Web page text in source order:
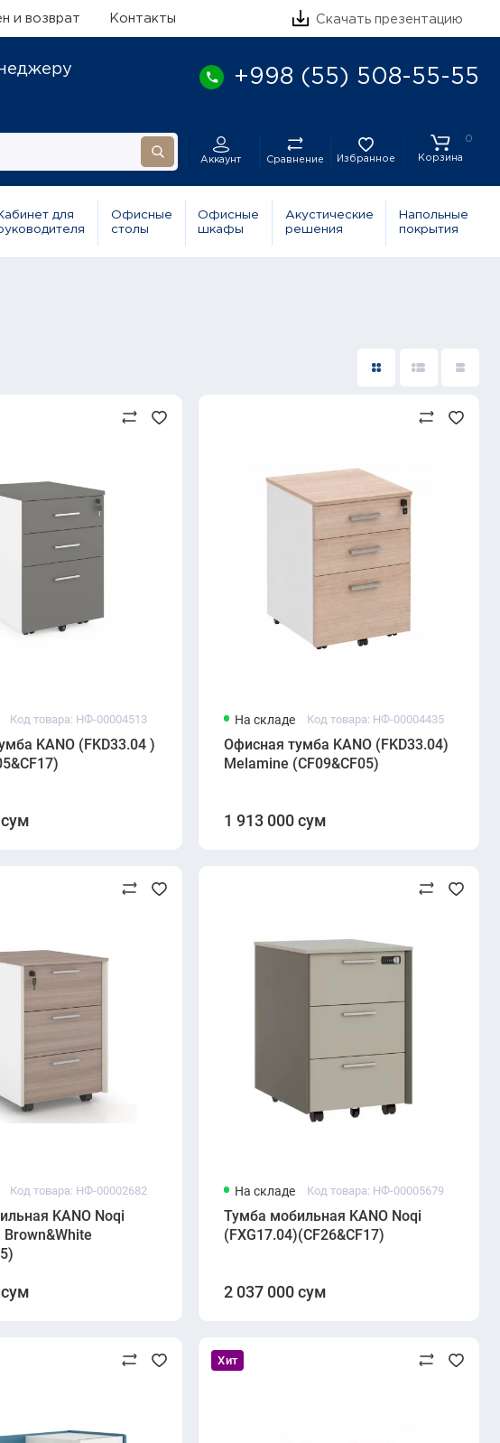
и возврат Контакты Скачать презентацию
+998 (55) 508-55-55
Аккаунт Сравнение Избранное
0
Корзина
для
Офисные
столы
Офисные
шкафы
Акустические
решения
Напольные
покрытия
Код товара: НФ-00004513
KANO (FKD33.04 )
На складе Код товара: НФ-00004435
Офисная тумба KANO (FKD33.04)
Melamine (CF09&CF05)
1 913 000 сум
Код товара: НФ-00002682
KANO Noqi
Brown&White
На складе Код товара: НФ-00005679
Тумба мобильная KANO Noqi
(FXG17.04)(CF26&CF17)
2 037 000 сум
Хит